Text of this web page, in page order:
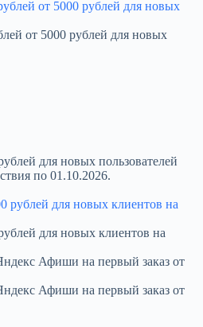
от 5000 рублей для новых
для новых пользователей
по 01.10.2026.
для новых клиентов на
Афиши на первый заказ от
Афиши на первый заказ от